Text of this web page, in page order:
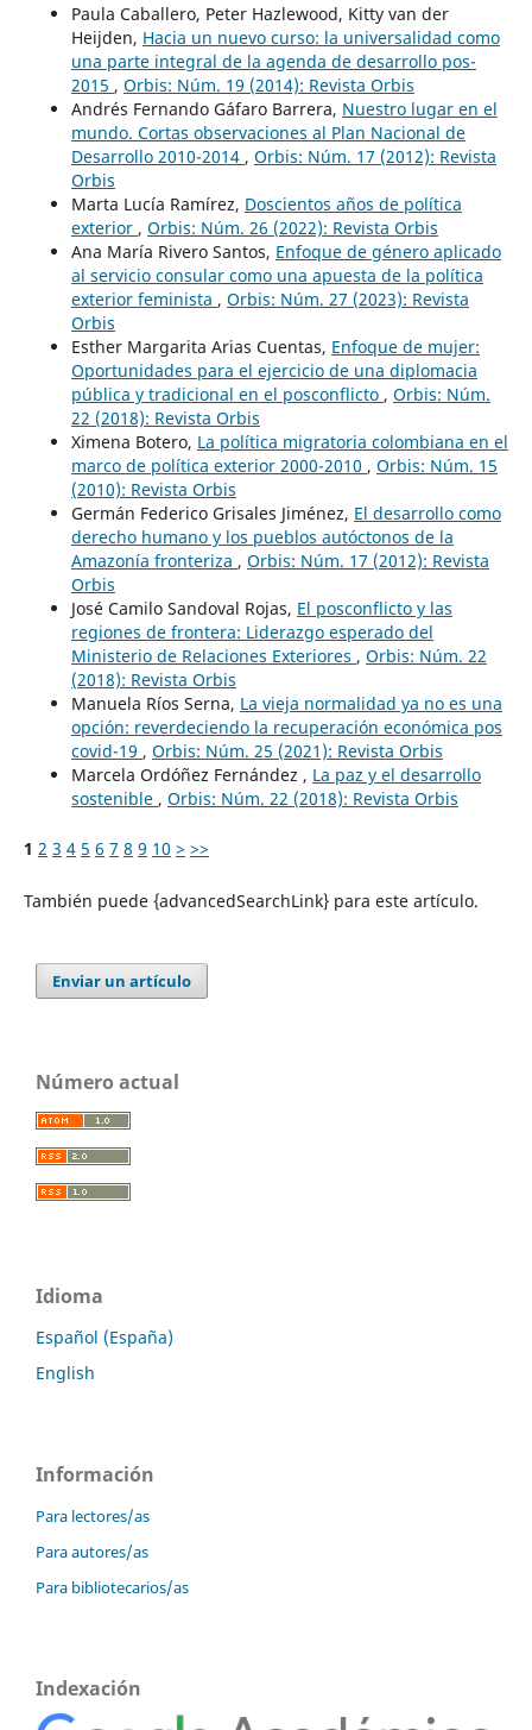
Paula Caballero, Peter Hazlewood, Kitty van der
Heijden, Hacia un nuevo curso: la universalidad como
una parte integral de la agenda de desarrollo pos-
2015 , Orbis: Núm. 19 (2014): Revista Orbis
Andrés Fernando Gáfaro Barrera, Nuestro lugar en el
mundo. Cortas observaciones al Plan Nacional de
Desarrollo 2010-2014 , Orbis: Núm. 17 (2012): Revista
Orbis
Marta Lucía Ramírez, Doscientos años de política
exterior , Orbis: Núm. 26 (2022): Revista Orbis
Ana María Rivero Santos, Enfoque de género aplicado
al servicio consular como una apuesta de la política
exterior feminista , Orbis: Núm. 27 (2023): Revista
Orbis
Esther Margarita Arias Cuentas, Enfoque de mujer:
Oportunidades para el ejercicio de una diplomacia
pública y tradicional en el posconflicto , Orbis: Núm.
22 (2018): Revista Orbis
Ximena Botero, La política migratoria colombiana en el
marco de política exterior 2000-2010 , Orbis: Núm. 15
(2010): Revista Orbis
Germán Federico Grisales Jiménez, El desarrollo como
derecho humano y los pueblos autóctonos de la
Amazonía fronteriza , Orbis: Núm. 17 (2012): Revista
Orbis
José Camilo Sandoval Rojas, El posconflicto y las
regiones de frontera: Liderazgo esperado del
Ministerio de Relaciones Exteriores , Orbis: Núm. 22
(2018): Revista Orbis
Manuela Ríos Serna, La vieja normalidad ya no es una
opción: reverdeciendo la recuperación económica pos
covid-19 , Orbis: Núm. 25 (2021): Revista Orbis
Marcela Ordóñez Fernández , La paz y el desarrollo
sostenible , Orbis: Núm. 22 (2018): Revista Orbis
1 2 3 4 5 6 7 8 9 10 > >>
También puede {advancedSearchLink} para este artículo.
Enviar un artículo
Número actual
Idioma
Español (España)
English
Información
Para lectores/as
Para autores/as
Para bibliotecarios/as
Indexación